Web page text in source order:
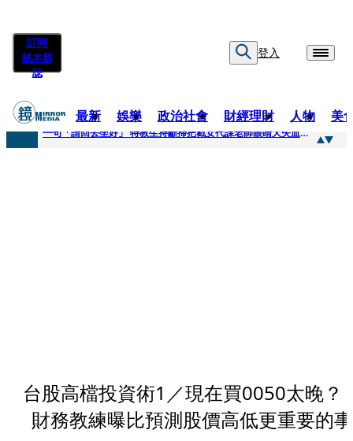
訂閱
紙本雜
誌
登入
最新 娛樂 政治社會 財經理財 人物 美
快訊
一句「請回去坐好」 特教生持斷掃把戳女代課老師眼睛大失血近失明
台股高檔投資術1／現在買0050太晚
財務教練曝比預測股價高低更重要的事